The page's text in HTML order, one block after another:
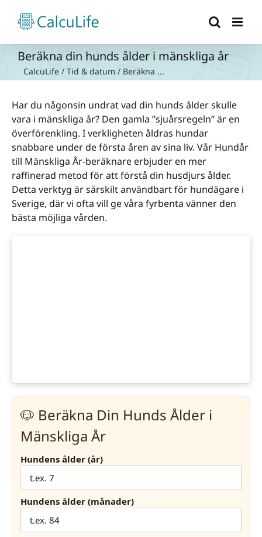
innehållet
Beräkna din hunds ålder i mänskliga år
CalcuLife / Tid & datum / Beräkna ...
Har du någonsin undrat vad din hunds ålder skulle
vara i mänskliga år? Den gamla ”sjuårsregeln” är en
överförenkling. I verkligheten åldras hundar
snabbare under de första åren av sina liv. Vår Hundår
till Mänskliga År-beräknare erbjuder en mer
raffinerad metod för att förstå din husdjurs ålder.
Detta verktyg är särskilt användbart för hundägare i
Sverige, där vi ofta vill ge våra fyrbenta vänner den
bästa möjliga vården.
🐶 Beräkna Din Hunds Ålder i
Mänskliga År
Hundens ålder (år)
Hundens ålder (månader)